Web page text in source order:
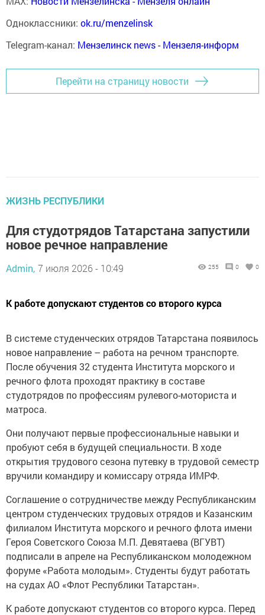
Одноклассники: ok.ru/menzelinsk
Telegram-канал: Мензелинск news - Мензеля-информ
Перейти на страницу новости
ЖИЗНЬ РЕСПУБЛИКИ
Для студотрядов Татарстана запустили
новое речное направление
Admin, 7 июля 2026 - 10:49 255 0 0
К работе допускают студентов со второго курса
В системе студенческих отрядов Татарстана появилось
новое направление – работа на речном транспорте.
После обучения 32 студента Института морского и
речного флота проходят практику в составе
студотрядов по профессиям рулевого-моториста и
матроса.
Они получают первые профессиональные навыки и
пробуют себя в будущей специальности. В ходе
открытия трудового сезона путевку в трудовой семестр
вручили командиру и комиссару отряда ИМРФ.
Соглашение о сотрудничестве между Республиканским
центром студенческих трудовых отрядов и Казанским
филиалом Института морского и речного флота имени
Героя Советского Союза М.П. Девятаева (ВГУВТ)
подписали в апреле на Республиканском молодежном
форуме «Работа молодым». Студенты будут работать
на судах АО «Флот Республики Татарстан».
К работе допускают студентов со второго курса. Перед